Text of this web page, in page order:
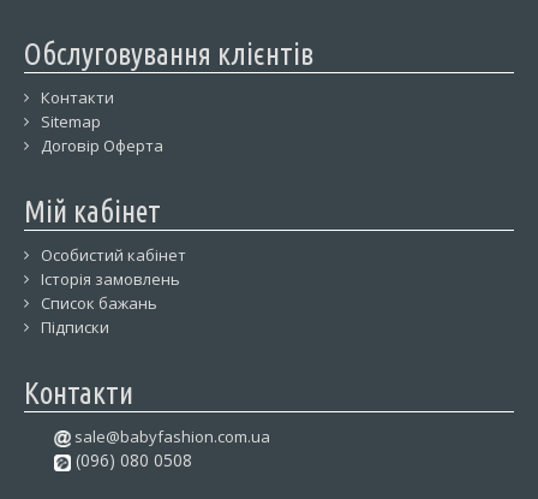
Обслуговування клієнтів
Контакти
Sitemap
Договір Оферта
Мій кабінет
Особистий кабінет
Історія замовлень
Список бажань
Підписки
Контакти
sale@babyfashion.com.ua
(096) 080 0508